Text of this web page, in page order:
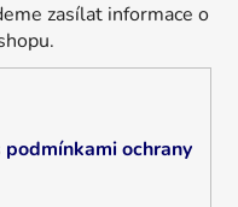
zasílat informace o
podmínkami ochrany